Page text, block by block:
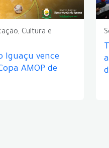
Cultura e
Iguaçu vence
AMOP de